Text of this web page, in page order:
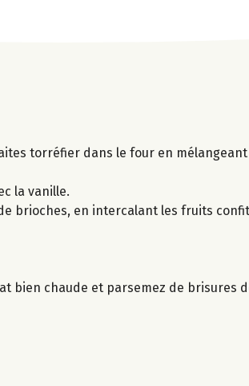
torréfier dans le four en
la vanille.
brioches, en intercalant les fruits
bien chaude et parsemez de brisures